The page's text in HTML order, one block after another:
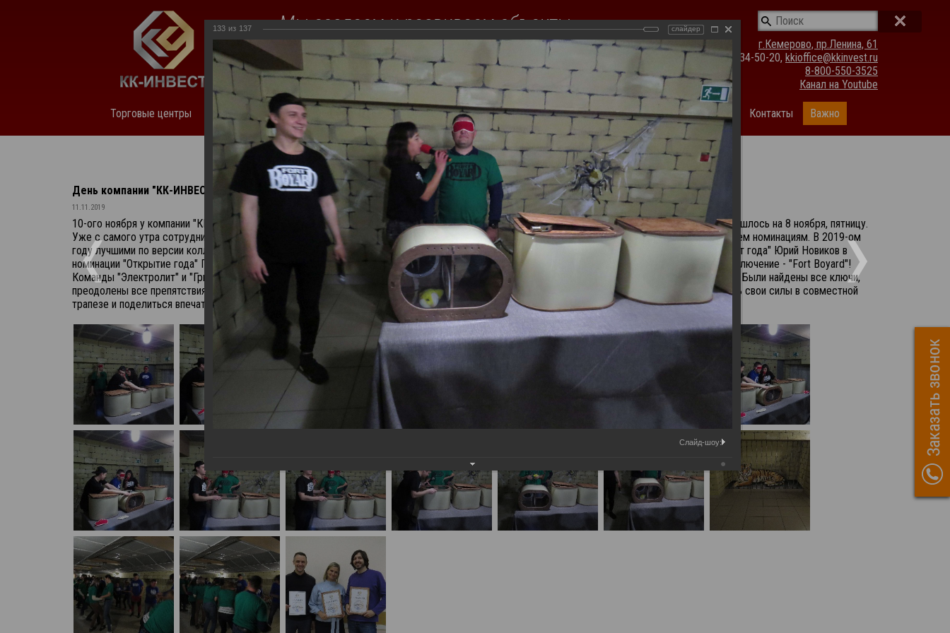
Мы создаем и развиваем объекты
недвижимости для вас
г.Кемерово, пр.Ленина, 61
(3842) 34-50-20, kkioffice@kkinvest.ru
8-800-550-3525
Канал на Youtube
Торговые центры О компании Аренда Продажа Покупка Тендеры Инвесторам События компании Фотогалерея Контакты Важно
Фотогалерея
День компании "КК-ИНВЕСТ" - нам 14 лет!
11.11.2019
10-ого ноября у компании "КК-ИНВЕСТ" исполнилось 14 лет! Поскольку этот праздник пришелся на выходной, основная часть поздравлений пришлось на 8 ноября, пятницу.
Уже с самого утра сотрудников ждало поздравление от акционеров компании, а также прошло награждение самых активных работников по трем номинациям. В 2019-ом
году лучшими по версии коллег стали: Евгений Зюзин в номинации "Самый ответственный работник года" Кристина Гурман в номинации "Активист года" Юрий Новиков в
номинации "Открытие года" После официально прошел небольшой сладкий фуршет. В конце же дня всех желающих ждало кооперативное приключение - "Fort Boyard"!
Команды "Электролит" и "Гринпис" посоревновались друг с другом в различных конкурсах на смекалку, ловкость и командное взаимодействие. Были найдены все ключи,
преодолены все препятствия и собрано более 12 килограмм квестового золота :) После приключения участники и зрители смогли восстановить свои силы в совместной
трапезе и поделиться впечатлениями. Таким был этот День Рожденья компании. Надеемся, что юбилейный будет еще лучше :)
133 из 137 слайдер
Слайд-шоу: